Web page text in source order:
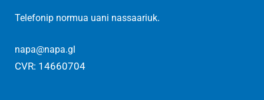
Telefonip normua uani nassaariuk.
napa@napa.gl
CVR: 14660704